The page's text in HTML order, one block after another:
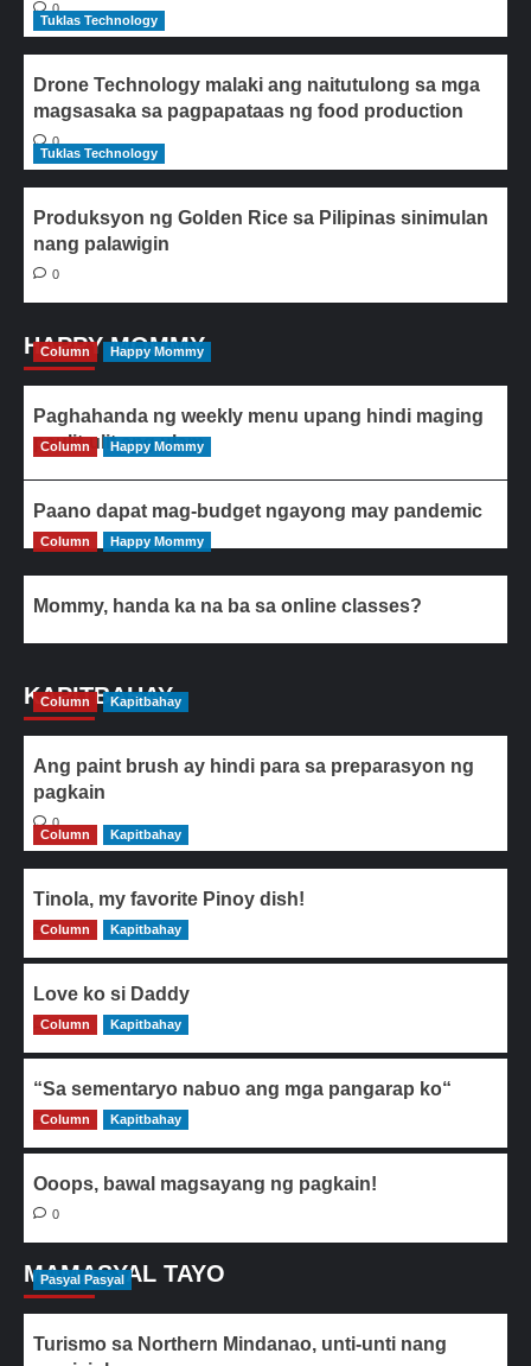
0
Tuklas Technology
Drone Technology malaki ang naitutulong sa mga
magsasaka sa pagpapataas ng food production
0
Tuklas Technology
Produksyon ng Golden Rice sa Pilipinas sinimulan
nang palawigin
0
HAPPY MOMMY
Column Happy Mommy
Paghahanda ng weekly menu upang hindi maging
paulit-ulit ang ulam
Column Happy Mommy
Paano dapat mag-budget ngayong may pandemic
Column Happy Mommy
Mommy, handa ka na ba sa online classes?
KAPITBAHAY
Column Kapitbahay
Ang paint brush ay hindi para sa preparasyon ng
pagkain
0
Column
Kapitbahay
Tinola, my favorite Pinoy dish!
0
Column Kapitbahay
Love ko si Daddy
0
Column Kapitbahay
“Sa sementaryo nabuo ang mga pangarap ko“
0
Column Kapitbahay
Ooops, bawal magsayang ng pagkain!
0
MAMASYAL TAYO
Pasyal Pasyal
Turismo sa Northern Mindanao, unti-unti nang